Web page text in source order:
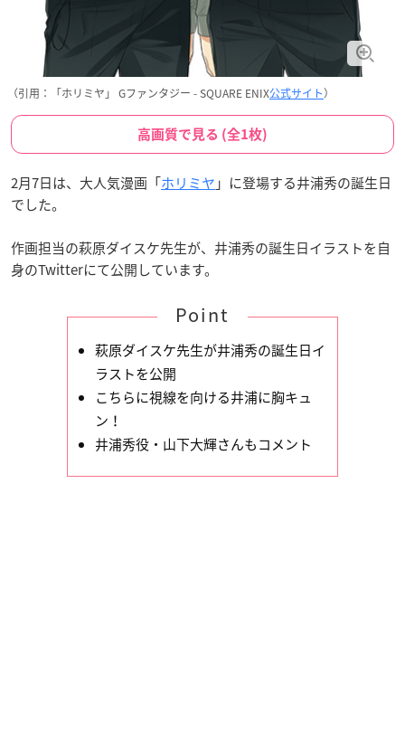
（引用：「ホリミヤ」 Gファンタジー - SQUARE ENIX公式サイト）
高画質で見る (全1枚)
2月7日は、大人気漫画「ホリミヤ 」に登場する井浦秀の誕生日
でした。
作画担当の萩原ダイスケ先生が、井浦秀の誕生日イラストを自
身のTwitterにて公開しています。
Point
萩原ダイスケ先生が井浦秀の誕生日イ
ラストを公開
こちらに視線を向ける井浦に胸キュ
ン！
井浦秀役・山下大輝さんもコメント